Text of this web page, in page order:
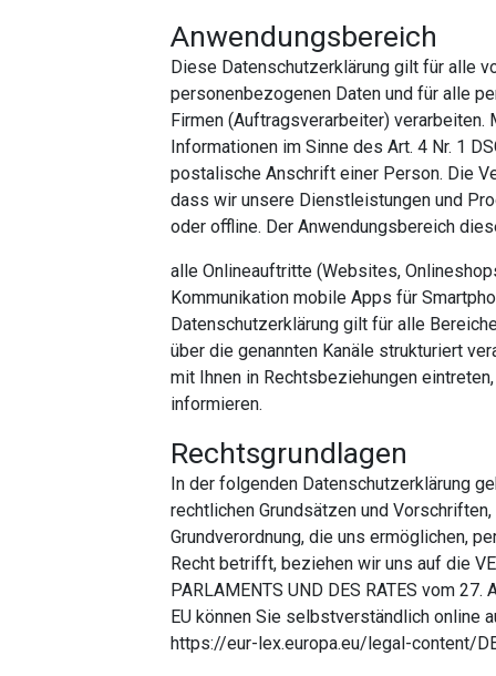
Anwendungsbereich
Diese Datenschutzerklärung gilt für alle
personenbezogenen Daten und für alle
Firmen (Auftragsverarbeiter)
Informationen im Sinne des Art. 4 Nr. 1
postalische Anschrift einer Person. Die
dass wir unsere Dienstleistungen und
oder offline. Der Anwendungsbereich
alle Onlineauftritte (Websites,
Kommunikation mobile Apps für
Datenschutzerklärung gilt für alle
über die genannten Kanäle strukturiert
mit Ihnen in Rechtsbeziehungen
informieren.
Rechtsgrundlagen
In der folgenden Datenschutzerklärung
rechtlichen Grundsätzen und
Grundverordnung, die uns ermöglichen,
Recht betrifft, beziehen wir uns auf die
PARLAMENTS UND DES RATES vom
EU können Sie selbstverständlich online
https://eur-lex.europa.eu/legal-content/